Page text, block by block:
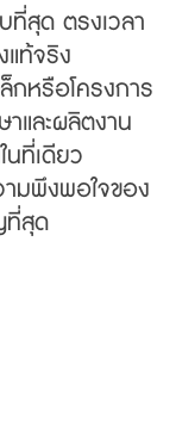
สุด ตรงเวลา
แท้จริง
กหรือโครงการ
และผลิตงาน
ที่เดียว
ามพึงพอใจของ
ที่สุด